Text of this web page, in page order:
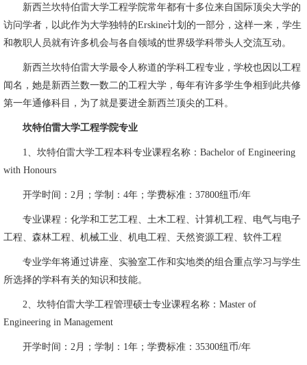
新西兰坎特伯雷大学工程学院常年都有十多位来自国际顶尖大学的
访问学者，以此作为大学独特的Erskine计划的一部分，这样一来，学生
和教职人员就有许多机会与各自领域的世界级学科带头人交流互动。
新西兰坎特伯雷大学最令人称道的学科工程专业，学校也因以工程
闻名，她是新西兰数一数二的工程大学，每年有许多学生争相到此共修
第一年通修科目，为了就是要进全新西兰顶尖的工科。
坎特伯雷大学工程学院专业
1、坎特伯雷大学工程本科专业课程名称：Bachelor of Engineering
with Honours
开学时间：2月；学制：4年；学费标准：37800纽币/年
专业课程：化学和工艺工程、土木工程、计算机工程、电气与电子
工程、森林工程、机械工业、机电工程、天然资源工程、软件工程
专业学年将通过讲座、实验室工作和实地类的组合重点学习与学生
所选择的学科有关的知识和技能。
2、坎特伯雷大学工程管理硕士专业课程名称：Master of
Engineering in Management
开学时间：2月；学制：1年；学费标准：35300纽币/年